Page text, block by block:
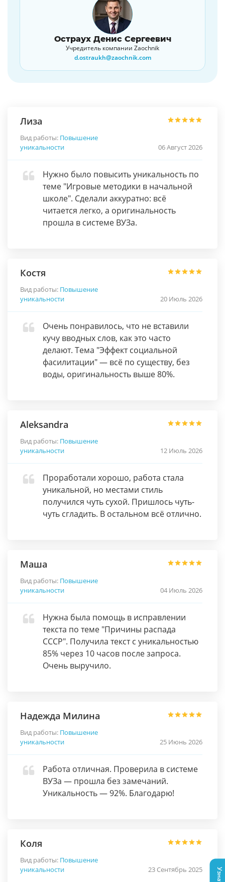
Остраух Денис Сергеевич
Учредитель компании Zaochnik
d.ostraukh@zaochnik.com
Лиза
Вид работы: Повышение
уникальности
06 Август 2026
Нужно было повысить уникальность по
теме "Игровые методики в начальной
школе". Сделали аккуратно: всё
читается легко, а оригинальность
прошла в системе ВУЗа.
Костя
Вид работы: Повышение
уникальности
20 Июль 2026
Очень понравилось, что не вставили
кучу вводных слов, как это часто
делают. Тема "Эффект социальной
фасилитации" — всё по существу, без
воды, оригинальность выше 80%.
Aleksandra
Вид работы: Повышение
уникальности
12 Июль 2026
Проработали хорошо, работа стала
уникальной, но местами стиль
получился чуть сухой. Пришлось чуть-
чуть сгладить. В остальном всё отлично.
Маша
Вид работы: Повышение
уникальности
04 Июль 2026
Нужна была помощь в исправлении
текста по теме "Причины распада
СССР". Получила текст с уникальностью
85% через 10 часов после запроса.
Очень выручило.
Надежда Милина
Вид работы: Повышение
уникальности
25 Июнь 2026
Работа отличная. Проверила в системе
ВУЗа — прошла без замечаний.
Уникальность — 92%. Благодарю!
Коля
Вид работы: Повышение
уникальности
23 Сентябрь 2025